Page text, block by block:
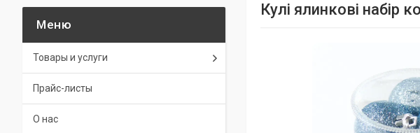
Кулі ялинкові набір
Товары и услуги
Прайс-листы
О нас